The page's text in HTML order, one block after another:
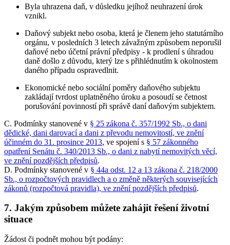
Byla uhrazena daň, v důsledku jejíhož neuhrazení úrok
vznikl.
Daňový subjekt nebo osoba, která je členem jeho statutárního
orgánu, v posledních 3 letech závažným způsobem neporušil
daňové nebo účetní právní předpisy - k prodlení s úhradou
daně došlo z důvodu, který lze s přihlédnutím k okolnostem
daného případu ospravedlnit.
Ekonomické nebo sociální poměry daňového subjektu
zakládají tvrdost uplatněného úroku a posoudí se četnost
porušování povinností při správě daní daňovým subjektem.
C. Podmínky stanovené v § 25 zákona č. 357/1992 Sb., o dani
dědické, dani darovací a dani z převodu nemovitostí, ve znění
účinném do 31. prosince 2013, ve spojení s § 57 zákonného
opatření Senátu č. 340/2013 Sb., o dani z nabytí nemovitých věcí,
ve znění pozdějších předpisů.
D. Podmínky stanovené v § 44a odst. 12 a 13 zákona č. 218/2000
Sb., o rozpočtových pravidlech a o změně některých souvisejících
zákonů (rozpočtová pravidla), ve znění pozdějších předpisů.
7. Jakým způsobem můžete zahájit řešení životní
situace
Žádost či podnět mohou být podány: